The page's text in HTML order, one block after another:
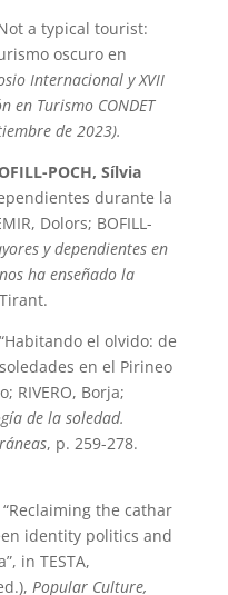
a typical tourist:
oscuro en
Internacional y XVII
en Turismo CONDET
de 2023).
POCH, Sílvia
durante la
Dolors; BOFILL-
y dependientes en
ha enseñado la
el olvido: de
en el Pirineo
RIVERO, Borja;
de la soledad.
, p. 259-278.
the cathar
identity politics and
in TESTA,
Popular Culture,